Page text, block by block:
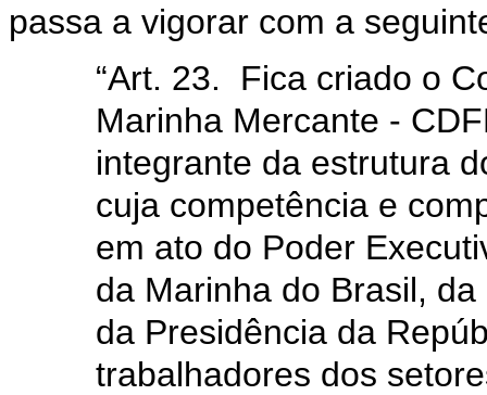
passa a vigorar com a
“Art. 23. Fica criado o
Marinha Mercante -
integrante da estrutura
cuja competência e
em ato do Poder
da Marinha do Brasil,
da Presidência da
trabalhadores dos